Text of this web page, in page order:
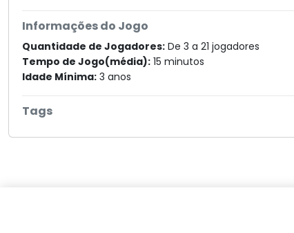
Informações do Jogo
Quantidade de Jogadores: De 3 a 21 jogadores
Tempo de Jogo(média): 15 minutos
Idade Mínima: 3 anos
Tags